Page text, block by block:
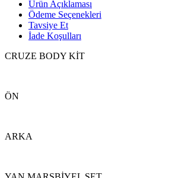
Ürün Açıklaması
Ödeme Seçenekleri
Tavsiye Et
İade Koşulları
CRUZE BODY KİT
ÖN
ARKA